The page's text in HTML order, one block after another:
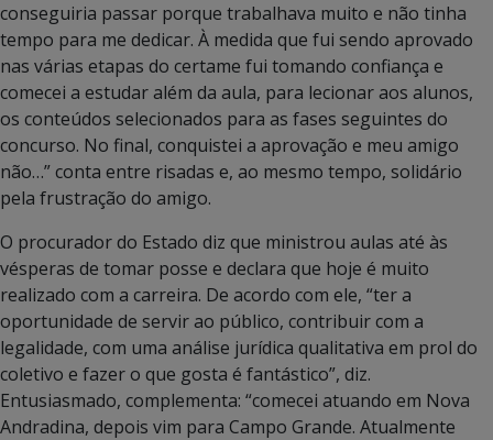
conseguiria passar porque trabalhava muito e não tinha
tempo para me dedicar. À medida que fui sendo aprovado
nas várias etapas do certame fui tomando confiança e
comecei a estudar além da aula, para lecionar aos alunos,
os conteúdos selecionados para as fases seguintes do
concurso. No final, conquistei a aprovação e meu amigo
não…” conta entre risadas e, ao mesmo tempo, solidário
pela frustração do amigo.
O procurador do Estado diz que ministrou aulas até às
vésperas de tomar posse e declara que hoje é muito
realizado com a carreira. De acordo com ele, “ter a
oportunidade de servir ao público, contribuir com a
legalidade, com uma análise jurídica qualitativa em prol do
coletivo e fazer o que gosta é fantástico”, diz.
Entusiasmado, complementa: “comecei atuando em Nova
Andradina, depois vim para Campo Grande. Atualmente